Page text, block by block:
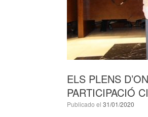
ELS PLENS
PARTICIPACIÓ
Publicado el 31/01/2020